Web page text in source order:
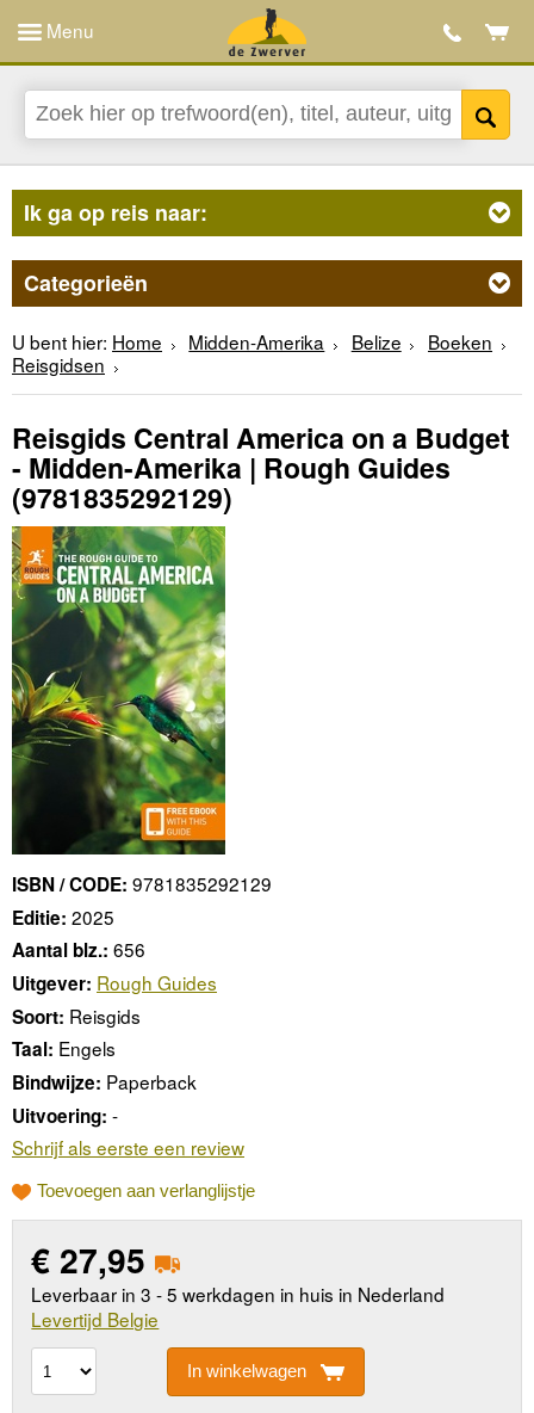
Menu
Ik ga op reis naar:
Categorieën
U bent hier: Home Midden-Amerika Belize
Boeken
Reisgidsen
Reisgids Central America on a Budget
- Midden-Amerika | Rough Guides
(9781835292129)
ISBN / CODE: 9781835292129
Editie: 2025
Aantal blz.: 656
Uitgever: Rough Guides
Soort: Reisgids
Taal: Engels
Bindwijze: Paperback
Uitvoering: -
Schrijf als eerste een review
Toevoegen aan verlanglijstje
€ 27,95
Leverbaar in 3 - 5 werkdagen in huis in Nederland
Levertijd Belgie
In winkelwagen